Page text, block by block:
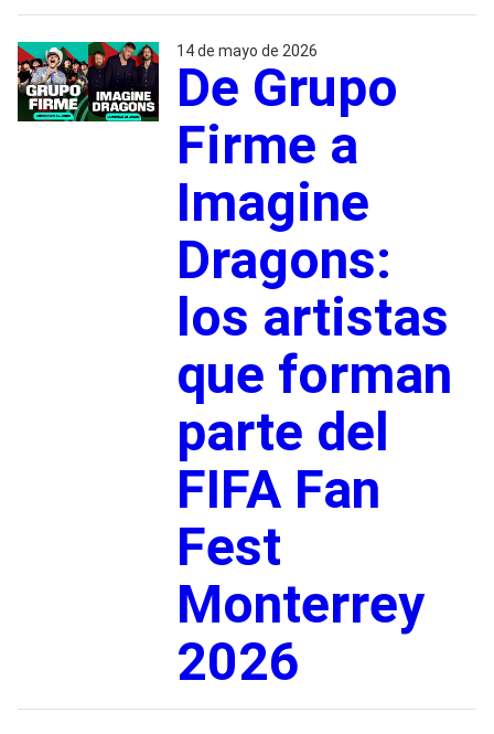
14 de mayo de 2026
De Grupo
Firme a
Imagine
Dragons:
los artistas
que forman
parte del
FIFA Fan
Fest
Monterrey
2026